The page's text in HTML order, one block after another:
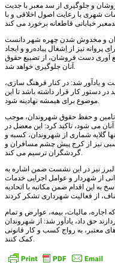
و جلوگیری از سد معبر با جدیت
شهری با رعایت اصول اخلاقی و با
و مخدوش شدن چهره شهر دانست
نیز از اِشغال پیاده‌رو و ایجاد
آوری دست فروشان، از تضییع حقوق
آنان جلوگیری خواهد شد.
و یادآور شد: در کنار فرهنگ سازی،
در دستور کار قرار داشته باشد تا این
موضوع برای هیمشه نهادینه شود.
تامین و حفظ حقوق شهروندان، موجب
می شود، تاکید کرد: این معضل در
گلایه شماری از شهروندان، کسبه و
نیز از کرج پیش چشم مسافران و
گردشگران ترسیم می کند.
نیز در این نشست ضمن اشاره به
از شهردار و عوامل اجرایی خدمات
به این اقدام ضمن مکاتبه با اتحادیه
اجاره، مالیات، بیمه، عوارض و تمام
حق داد، یادآور شد: از شهروندان
معتبر، به رواج کسب و کار قانونی
کمک کنند.